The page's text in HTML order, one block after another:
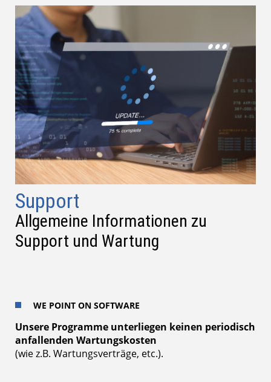
Support
Allgemeine Informationen zu
Support und Wartung
WE POINT ON SOFTWARE
Unsere Programme unterliegen keinen periodisch
anfallenden Wartungskosten
(wie z.B. Wartungsverträge, etc.).